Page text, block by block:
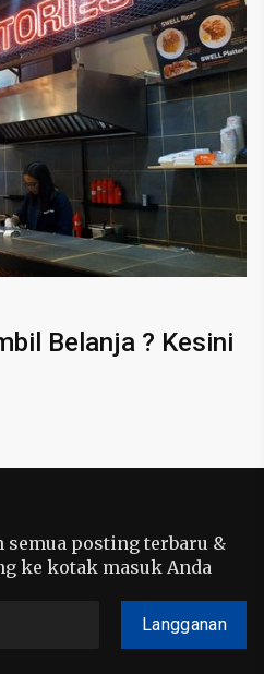
Belanja ? Kesini
posting terbaru &
ke kotak masuk Anda
Langganan